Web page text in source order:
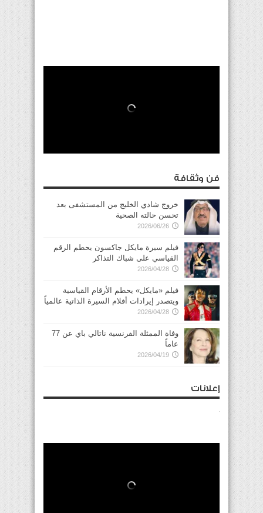
فن وثقافة
خروج شادي الخليج من المستشفى بعد
تحسن حالته الصحية
2026/06/26
فيلم سيرة مايكل جاكسون يحطم الرقم
القياسي على شباك التذاكر
2026/04/28
فيلم «مايكل» يحطم الأرقام القياسية
ويتصدر إيرادات أفلام السيرة الذاتية عالمياً
2026/04/28
وفاة الممثلة الفرنسية ناتالي باي عن 77
عاماً
2026/04/19
إعلانات